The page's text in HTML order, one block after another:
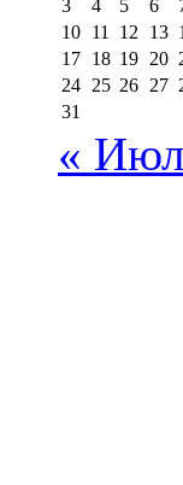
3
4 5 6
10 11 12 13
17 18 19 20
24 25 26 27
31
« Июл